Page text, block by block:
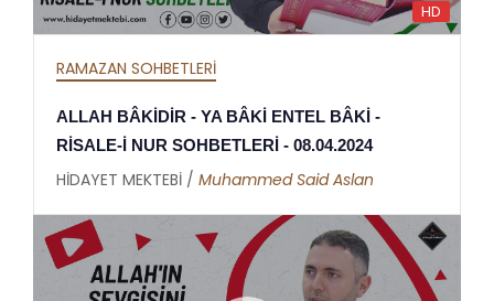
HD
RAMAZAN SOHBETLERİ
ALLAH BÂKİDİR - YA BÂKİ ENTEL BÂKİ -
RİSALE-İ NUR SOHBETLERİ - 08.04.2024
HİDAYET MEKTEBİ / Muhammed Said Aslan